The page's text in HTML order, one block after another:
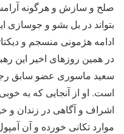
صلح و سازش و هرگونه
بتواند در بل بشو و جوسازی
ادامه هژمونی منسجم و
در همین روزهای اخیر این
سعید ماسوری عضو سابق
است. او از آنجایی که به
اشراف و آگاهی در زندان و
موارد تکانی خورده و آن